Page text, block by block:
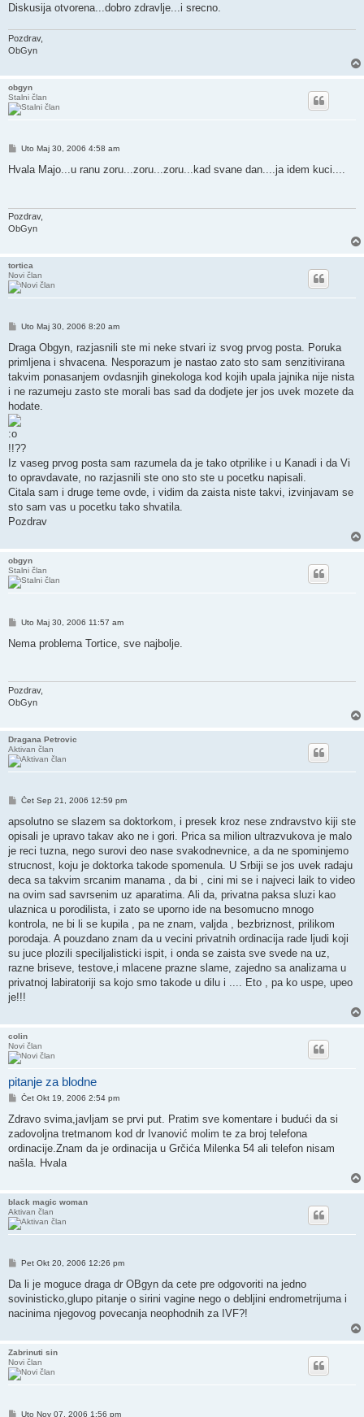
Diskusija otvorena...dobro zdravlje...i srecno.
Pozdrav,
ObGyn
obgyn
Stalni član
Post
Uto Maj 30, 2006 4:58 am
Hvala Majo...u ranu zoru...zoru...zoru...kad svane dan....ja idem kuci....
Pozdrav,
ObGyn
tortica
Novi član
Post
Uto Maj 30, 2006 8:20 am
Draga Obgyn, razjasnili ste mi neke stvari iz svog prvog posta. Poruka
primljena i shvacena. Nesporazum je nastao zato sto sam senzitivirana
takvim ponasanjem ovdasnjih ginekologa kod kojih upala jajnika nije nista
i ne razumeju zasto ste morali bas sad da dodjete jer jos uvek mozete da
hodate.
!!??
Iz vaseg prvog posta sam razumela da je tako otprilike i u Kanadi i da Vi
to opravdavate, no razjasnili ste ono sto ste u pocetku napisali.
Citala sam i druge teme ovde, i vidim da zaista niste takvi, izvinjavam se
sto sam vas u pocetku tako shvatila.
Pozdrav
obgyn
Stalni član
Post
Uto Maj 30, 2006 11:57 am
Nema problema Tortice, sve najbolje.
Pozdrav,
ObGyn
Dragana Petrovic
Aktivan član
Post
Čet Sep 21, 2006 12:59 pm
apsolutno se slazem sa doktorkom, i presek kroz nese zndravstvo kiji ste
opisali je upravo takav ako ne i gori. Prica sa milion ultrazvukova je malo
je reci tuzna, nego surovi deo nase svakodnevnice, a da ne spominjemo
strucnost, koju je doktorka takode spomenula. U Srbiji se jos uvek radaju
deca sa takvim srcanim manama , da bi , cini mi se i najveci laik to video
na ovim sad savrsenim uz aparatima. Ali da, privatna paksa sluzi kao
ulaznica u porodilista, i zato se uporno ide na besomucno mnogo
kontrola, ne bi li se kupila , pa ne znam, valjda , bezbriznost, prilikom
porodaja. A pouzdano znam da u vecini privatnih ordinacija rade ljudi koji
su juce plozili speciljalisticki ispit, i onda se zaista sve svede na uz,
razne briseve, testove,i mlacene prazne slame, zajedno sa analizama u
privatnoj labiratoriji sa kojo smo takode u dilu i .... Eto , pa ko uspe, upeo
je!!!
colin
Novi član
pitanje za blodne
Post
Čet Okt 19, 2006 2:54 pm
Zdravo svima,javljam se prvi put. Pratim sve komentare i budući da si
zadovoljna tretmanom kod dr Ivanović molim te za broj telefona
ordinacije.Znam da je ordinacija u Grčića Milenka 54 ali telefon nisam
našla. Hvala
black magic woman
Aktivan član
Post
Pet Okt 20, 2006 12:26 pm
Da li je moguce draga dr OBgyn da cete pre odgovoriti na jedno
sovinisticko,glupo pitanje o sirini vagine nego o debljini endrometrijuma i
nacinima njegovog povecanja neophodnih za IVF?!
Zabrinuti sin
Novi član
Post
Uto Nov 07, 2006 1:56 pm